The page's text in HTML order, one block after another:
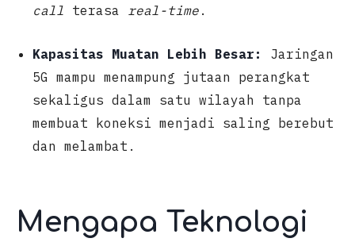
call terasa real-time.
Kapasitas Muatan Lebih Besar:
Jaringan
5G mampu menampung jutaan perangkat
sekaligus dalam satu wilayah tanpa
membuat koneksi menjadi saling berebut
dan melambat.
Mengapa Teknologi